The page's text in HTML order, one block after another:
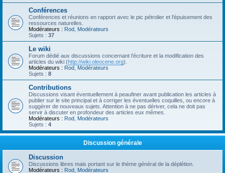
Conférences
Conférences et réunions en rapport avec le pic pétrolier et l'épuisement des
ressources naturelles.
Modérateurs : Rod Modérateurs
Sujets : 37
Le wiki
Forum dédié aux discussions concernant l'écriture et la modification des
articles du wiki (http://wiki.oleocene.org).
Modérateurs : Rod Modérateurs
Sujets : 8
Contributions
Discussions visant éventuellement à peaufiner avant publication les articles à
publier sur le site principal et à corriger les éventuelles coquilles, ou encore à
suggérer de nouveaux sujets. Attention à ne pas dériver, cela ne doit pas
servir à discuter en profondeur des articles eux mêmes.
Modérateurs : Rod Modérateurs
Sujets : 4
Discussion générale
Discussion
Discussions libres mais portant sur le thème général de la déplétion.
Modérateurs : Rod Modérateurs